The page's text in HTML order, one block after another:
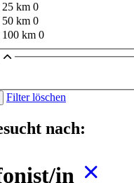
25 km 0
50 km 0
km 0
Filter löschen
nach:
in